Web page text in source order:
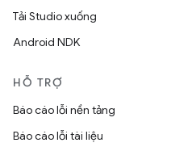
Tải Studio xuống
Android NDK
HỖ TRỢ
Báo cáo lỗi nền tảng
Báo cáo lỗi tài liệu